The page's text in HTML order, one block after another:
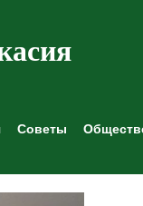
Советы